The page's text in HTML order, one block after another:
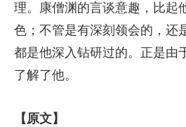
理。康僧渊的言谈意趣，比起
色；不管是有深刻领会的，还
都是他深入钻研过的。正是由
了解了他。
【原文】